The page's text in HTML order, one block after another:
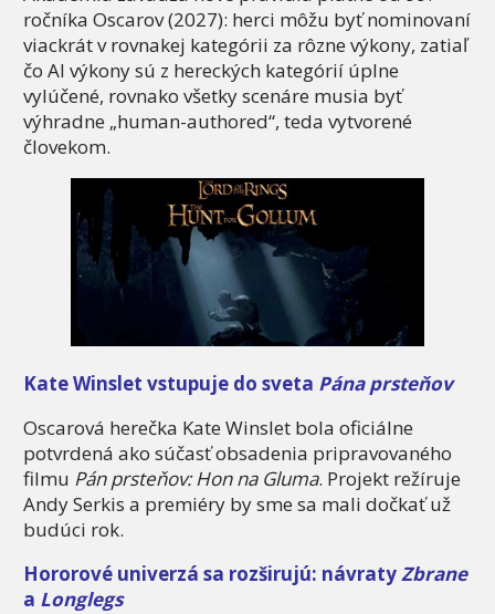
ročníka Oscarov (2027): herci môžu byť nominovaní
viackrát v rovnakej kategórii za rôzne výkony, zatiaľ
čo AI výkony sú z hereckých kategórií úplne
vylúčené, rovnako všetky scenáre musia byť
výhradne „human-authored“, teda vytvorené
človekom.
Kate Winslet vstupuje do sveta Pána prsteňov
Oscarová herečka Kate Winslet bola oficiálne
potvrdená ako súčasť obsadenia pripravovaného
filmu Pán prsteňov: Hon na Gluma. Projekt režíruje
Andy Serkis a premiéry by sme sa mali dočkať už
budúci rok.
Hororové univerzá sa rozširujú: návratyZbrane
a Longlegs